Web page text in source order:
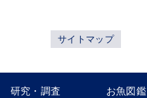
サイトマップ
研究・調査 お魚図鑑